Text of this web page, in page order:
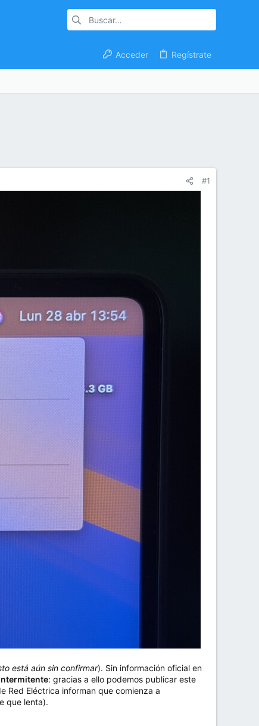
Acceder Regístrate
#1
está aún sin confirmar). Sin información oficial en
: gracias a ello podemos publicar este
Red Eléctrica informan que comienza a
que lenta).